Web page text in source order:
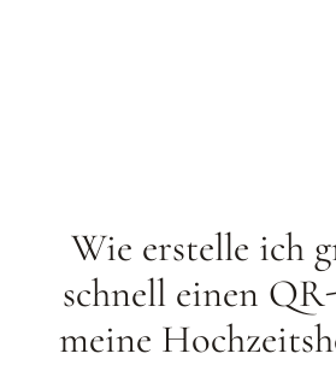
Wie erstelle ich
schnell einen
meine